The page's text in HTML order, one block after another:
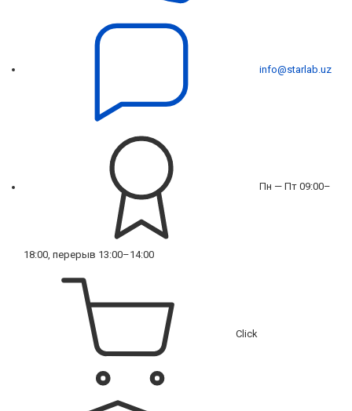
info@starlab.uz
Пн — Пт 09:00–
18:00, перерыв 13:00–14:00
Click